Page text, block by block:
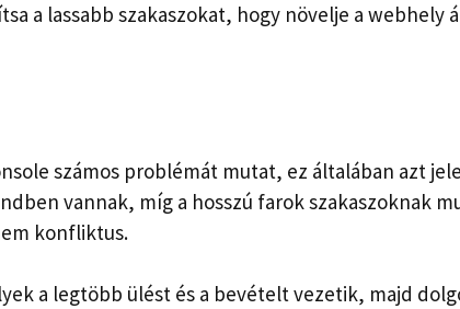
a lassabb szakaszokat, hogy növelje a webhely
számos problémát mutat, ez általában azt
vannak, míg a hosszú farok szakaszoknak
konfliktus.
a legtöbb ülést és a bevételt vezetik, majd